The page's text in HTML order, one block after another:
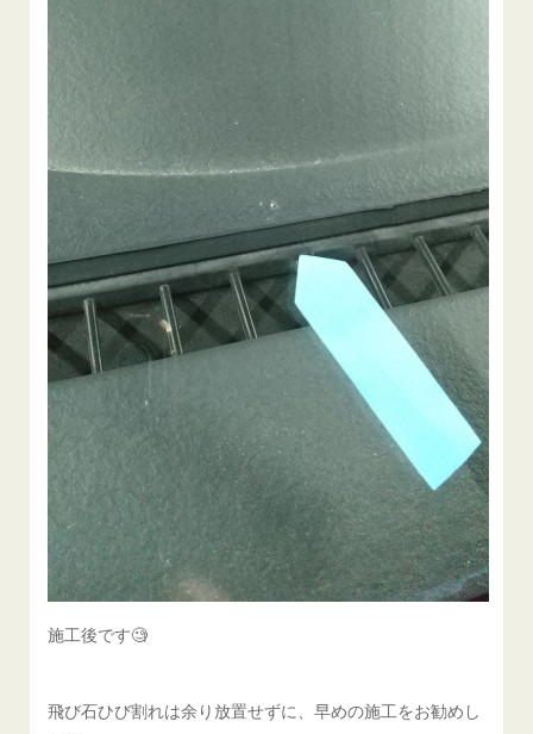
施工後です🧐
飛び石ひび割れは余り放置せずに、早めの施工をお勧めし